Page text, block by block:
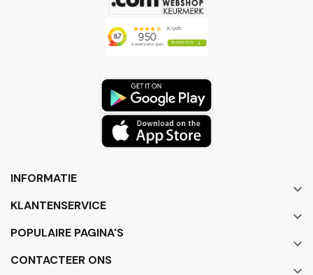
INFORMATIE

KLANTENSERVICE

POPULAIRE PAGINA'S

CONTACTEER ONS
